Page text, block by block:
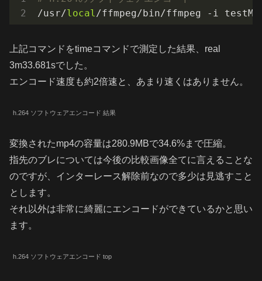
/usr/local/ffmpeg/bin/ffmpeg -i
上記コマンドをtimeコマンドで測定した結果、real
3m33.681sでした。
エンコード速度も約2倍速と、あまり速くはありません。
h.264 ソフトウェアエンコード 結果
変換されたmp4の容量は280.9MBで34.6%まで圧縮。
指先のブレについては今後の比較画像全てに言えることな
のですが、インターレース解除前なので多少は見逃すこと
とします。
それ以外は非常に綺麗にエンコードができているかと思い
ます。
h.264 ソフトウェアエンコード top